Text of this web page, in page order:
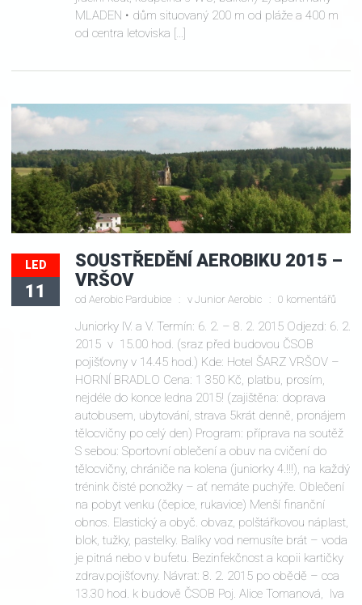
MLADEN • dům situovaný 200 m od pláže a 400 m
od centra letoviska […]
LED
11
SOUSTŘEDĚNÍ AEROBIKU 2015 –
VRŠOV
od Aerobic Pardubice v Junior Aerobic 0 komentářů
Juniorky IV. a V. Termín: 6. 2. – 8. 2. 2015 Odjezd: 6. 2.
2015 v 15.00 hod. (sraz před budovou ČSOB
pojišťovny v 14.45 hod.) Kde: Hotel ŠARZ VRŠOV –
HORNÍ BRADLO Cena: 1 350 Kč, platbu, prosím,
nejdéle do konce ledna 2015! (zajištěna: doprava
autobusem, ubytování, strava 5krát denně, pronájem
tělocvičny po celý den) Program: příprava na soutěž
S sebou: Sportovní oblečení a obuv na cvičení do
tělocvičny, chrániče na kolena (juniorky 4.!!!), na každý
trénink čisté ponožky – ať nemáte puchýře. Oblečení
na pobyt venku (čepice, rukavice) Menší finanční
obnos. Elastický a obyč. obvaz, polštářkovou náplast,
blok, tužky, pastelky. Balíky vod nemusíte brát – voda
je pitná nebo v bufetu. Bezinfekčnost a kopii kartičky
zdrav.pojišťovny. Návrat: 8. 2. 2015 po obědě – cca
13.30 hod. k budově ČSOB Poj. Alice Tomanová, Iva